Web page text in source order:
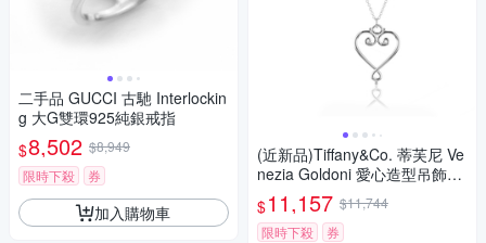
二手品 GUCCI 古馳 Interlockin
g 大G雙環925純銀戒指
$8,502 $8,949
限時下殺
券
加入購物車
(近新品)Tiffany&Co. 蒂芙尼 Ve
nezia Goldoni 愛心造型吊飾92
5純銀項鍊
$11,157 $11,744
限時下殺
券